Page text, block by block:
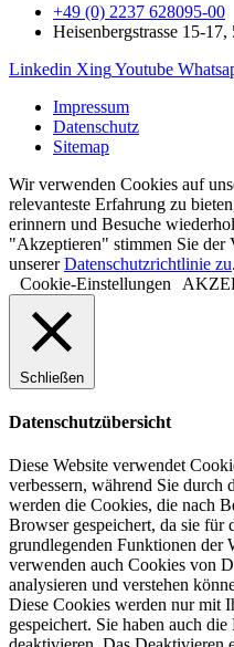
+49 (0) 2237 628095-00
Heisenbergstrasse 15-
Linkedin XingYoutube
Impressum
Datenschutz
Sitemap
Wir verwenden Cookies auf
relevanteste Erfahrung zu
erinnern und Besuche
"Akzeptieren" stimmen Sie
unsererDatenschutzrichtlinie zu.
Cookie-Einstellungen
Schließen
Datenschutzübersicht
Diese Website verwendet
verbessern, während Sie durch
werden die Cookies, die nach
Browser gespeichert, da sie für
grundlegenden Funktionen der
verwenden auch Cookies von
analysieren und verstehen
Diese Cookies werden nur mit
gespeichert. Sie haben auch